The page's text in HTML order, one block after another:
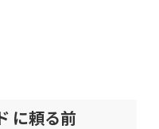
に頼る前